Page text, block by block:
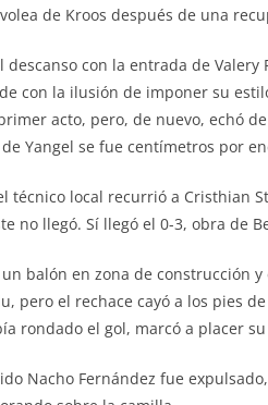
de Kroos después de una
con la entrada de
con la ilusión de imponer su
acto, pero, de nuevo, echó
Yangel se fue centímetros por
técnico local recurrió a Cristhian
no llegó. Sí llegó el 0-3, obra de
balón en zona de construcción
pero el rechace cayó a los pies
rondado el gol, marcó a placer
Nacho Fernández fue